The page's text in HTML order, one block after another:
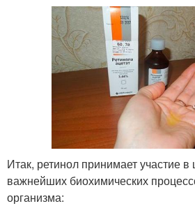
Итак, ретинол принимает участие
важнейших биохимических
организма: